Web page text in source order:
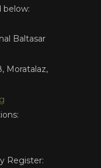
below:
Baltasar
Moratalaz,
Register: